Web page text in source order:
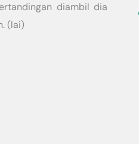
diambil dia
(lai)